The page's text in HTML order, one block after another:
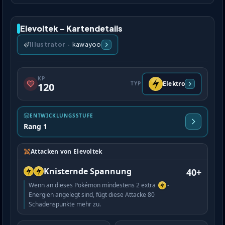
Elevoltek – Kartendetails
Illustrator · kawayoo
KP
120 TYP Elektro
ENTWICKLUNGSSTUFE
Rang 1
Attacken von Elevoltek
Knisternde Spannung
Wenn an dieses Pokémon mindestens 2 extra
-
Energien angelegt sind, fügt diese Attacke 80
Schadenspunkte mehr zu.
40+